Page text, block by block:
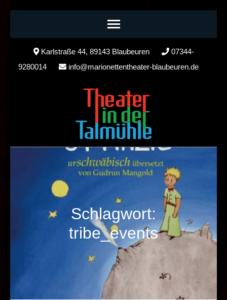
Karlstraße 44, 89143 Blaubeuren
07344-
9280014
info@marionettentheater-blaubeuren.de
Schlagwort:
tribe_events